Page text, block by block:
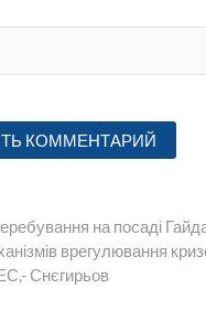
на посаді
врегулювання
Снєгирьов